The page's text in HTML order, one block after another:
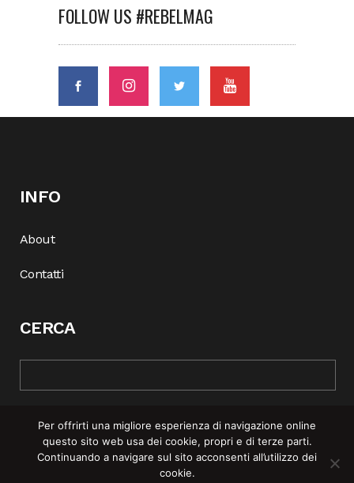
FOLLOW US #REBELMAG
INFO
About
Contatti
CERCA
© COPYRIGHT 2025 | REBEL MAG —
Per offrirti una migliore esperienza di navigazione online
questo sito web usa dei cookie, propri e di terze parti.
Continuando a navigare sul sito acconsenti all’utilizzo dei
cookie.